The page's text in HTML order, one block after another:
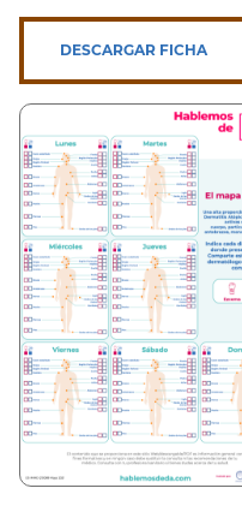
DESCARGAR FICHA